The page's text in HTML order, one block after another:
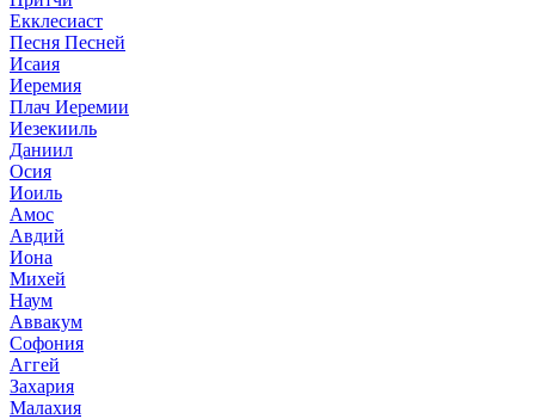
Екклесиаст
Песня Песней
Исаия
Иеремия
Плач Иеремии
Иезекииль
Даниил
Осия
Иоиль
Амос
Авдий
Иона
Михей
Наум
Аввакум
Софония
Аггей
Захария
Малахия